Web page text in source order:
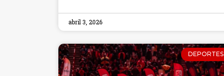
abril 3, 2026
DEPORTES